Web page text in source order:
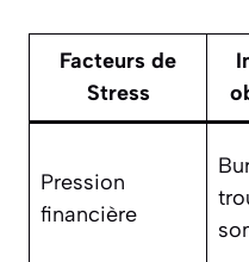
Facteurs de
Stress
Pression
financière